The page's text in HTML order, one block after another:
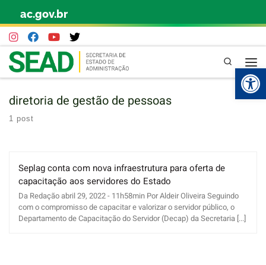
Skip to content
ac.gov.br
Pesquisa
diretoria de gestão de pessoas
1 post
Seplag conta com nova infraestrutura para oferta de
capacitação aos servidores do Estado
Da Redação abril 29, 2022 - 11h58min Por Aldeir Oliveira Seguindo
com o compromisso de capacitar e valorizar o servidor público, o
Departamento de Capacitação do Servidor (Decap) da Secretaria [...]